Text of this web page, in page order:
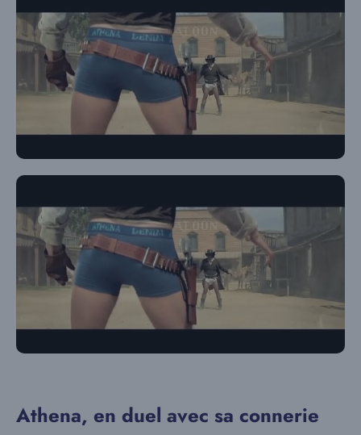
Athena, en duel avec sa connerie